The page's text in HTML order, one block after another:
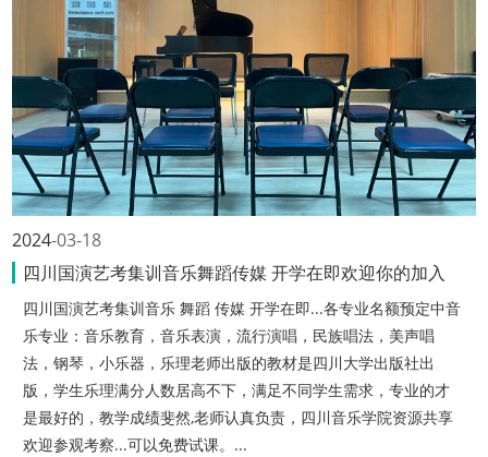
03-18
2024
四川国演艺考集训音乐舞蹈传媒 开学在即欢迎你的加入
四川国演艺考集训音乐 舞蹈 传媒 开学在即...各专业名额预定中音
乐专业：音乐教育，音乐表演，流行演唱，民族唱法，美声唱
法，钢琴，小乐器，乐理老师出版的教材是四川大学出版社出
版，学生乐理满分人数居高不下，满足不同学生需求，专业的才
是最好的，教学成绩斐然,老师认真负责，四川音乐学院资源共享
欢迎参观考察...可以免费试课。...